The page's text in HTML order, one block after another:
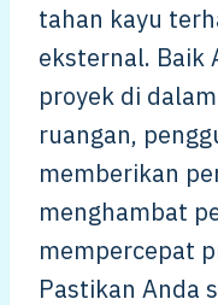
tahan kayu
eksternal. Baik
proyek di
ruangan,
memberikan
menghambat
mempercepat
Pastikan Anda